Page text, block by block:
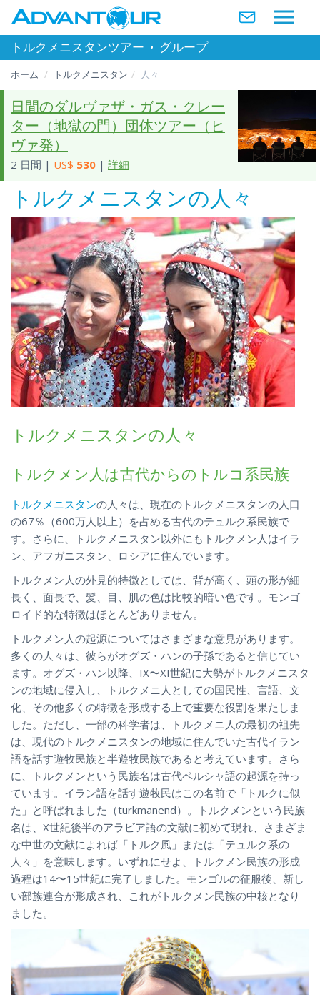
トルクメニスタンツアー • グループ
ホーム トルクメニスタン 人々
日間のダルヴァザ・ガス・クレー
ター（地獄の門）団体ツアー（ヒ
ヴァ発）
2 日間 | US$ 530 | 詳細
トルクメニスタンの人々
トルクメニスタンの人々
トルクメン人は古代からのトルコ系民族
トルクメニスタンの人々は、現在のトルクメニスタンの人口
の67％（600万人以上）を占める古代のテュルク系民族で
す。さらに、トルクメニスタン以外にもトルクメン人はイラ
ン、アフガニスタン、ロシアに住んでいます。
トルクメン人の外見的特徴としては、背が高く、頭の形が細
長く、面長で、髪、目、肌の色は比較的暗い色です。モンゴ
ロイド的な特徴はほとんどありません。
トルクメン人の起源についてはさまざまな意見があります。
多くの人々は、彼らがオグズ・ハンの子孫であると信じてい
ます。オグズ・ハン以降、IX〜XI世紀に大勢がトルクメニスタ
ンの地域に侵入し、トルクメニ人としての国民性、言語、文
化、その他多くの特徴を形成する上で重要な役割を果たしま
した。ただし、一部の科学者は、トルクメニ人の最初の祖先
は、現代のトルクメニスタンの地域に住んでいた古代イラン
語を話す遊牧民族と半遊牧民族であると考えています。さら
に、トルクメンという民族名は古代ペルシャ語の起源を持っ
ています。イラン語を話す遊牧民はこの名前で「トルクに似
た」と呼ばれました（turkmanend）。トルクメンという民族
名は、X世紀後半のアラビア語の文献に初めて現れ、さまざま
な中世の文献によれば「トルク風」または「テュルク系の
人々」を意味します。いずれにせよ、トルクメン民族の形成
過程は14〜15世紀に完了しました。モンゴルの征服後、新し
い部族連合が形成され、これがトルクメン民族の中核となり
ました。